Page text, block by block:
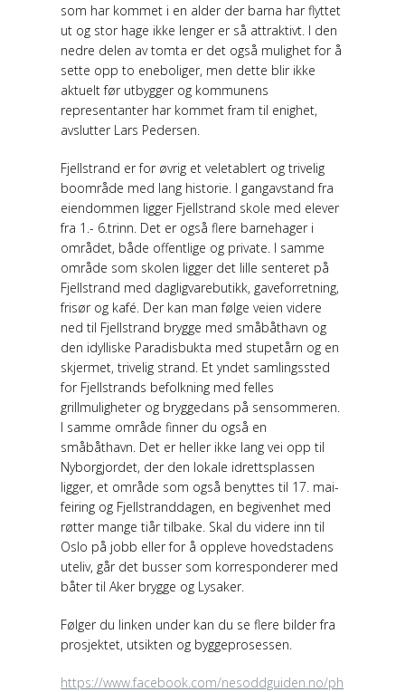
som har kommet i en alder der barna har flyttet
ut og stor hage ikke lenger er så attraktivt. I den
nedre delen av tomta er det også mulighet for å
sette opp to eneboliger, men dette blir ikke
aktuelt før utbygger og kommunens
representanter har kommet fram til enighet,
avslutter Lars Pedersen.
Fjellstrand er for øvrig et veletablert og trivelig
boområde med lang historie. I gangavstand fra
eiendommen ligger Fjellstrand skole med elever
fra 1.- 6.trinn. Det er også flere barnehager i
området, både offentlige og private. I samme
område som skolen ligger det lille senteret på
Fjellstrand med dagligvarebutikk, gaveforretning,
frisør og kafé. Der kan man følge veien videre
ned til Fjellstrand brygge med småbåthavn og
den idylliske Paradisbukta med stupetårn og en
skjermet, trivelig strand. Et yndet samlingssted
for Fjellstrands befolkning med felles
grillmuligheter og bryggedans på sensommeren.
I samme område finner du også en
småbåthavn. Det er heller ikke lang vei opp til
Nyborgjordet, der den lokale idrettsplassen
ligger, et område som også benyttes til 17. mai-
feiring og Fjellstranddagen, en begivenhet med
røtter mange tiår tilbake. Skal du videre inn til
Oslo på jobb eller for å oppleve hovedstadens
uteliv, går det busser som korresponderer med
båter til Aker brygge og Lysaker.
Følger du linken under kan du se flere bilder fra
prosjektet, utsikten og byggeprosessen.
https://www.facebook.com/nesoddguiden.no/ph